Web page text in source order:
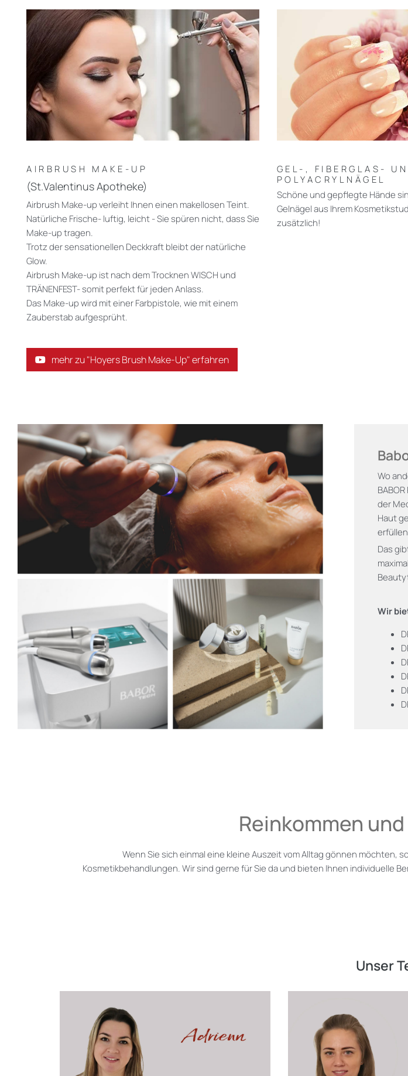
AIRBRUSH MAKE-UP
(St.Valentinus Apotheke)
Airbrush Make-up verleiht Ihnen einen makellosen Teint.
Natürliche Frische- luftig, leicht - Sie spüren nicht, dass Sie
Make-up tragen.
Trotz der sensationellen Deckkraft bleibt der natürliche
Glow.
Airbrush Make-up ist nach dem Trocknen WISCH und
TRÄNENFEST- somit perfekt für jeden Anlass.
Das Make-up wird mit einer Farbpistole, wie mit einem
Zauberstab aufgesprüht.
mehr zu "Hoyers Brush Make-Up" erfahren
GEL-, FIBERGLAS-
POLYACRYLNÄGEL
Schöne und gepflegte Hände
Gelnägel aus Ihrem
zusätzlich!
Wo
der
Haut
Das
Wir
Reinkommen
Wenn Sie sich einmal eine kleine Auszeit vom Alltag gönnen möchten,
Kosmetikbehandlungen. Wir sind gerne für Sie da und bieten Ihnen individuelle
Unser